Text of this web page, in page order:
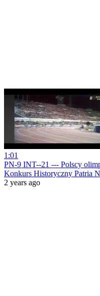
1:01
PN-9 INT--21 --- Polscy
Konkurs Historyczny Patria
2 years ago